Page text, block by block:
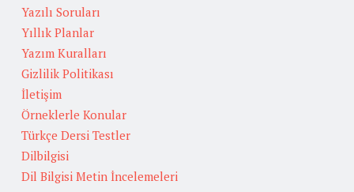
Yazılı Soruları
Yıllık Planlar
Yazım Kuralları
Gizlilik Politikası
İletişim
Örneklerle Konular
Türkçe Dersi Testler
Dilbilgisi
Dil Bilgisi Metin İncelemeleri